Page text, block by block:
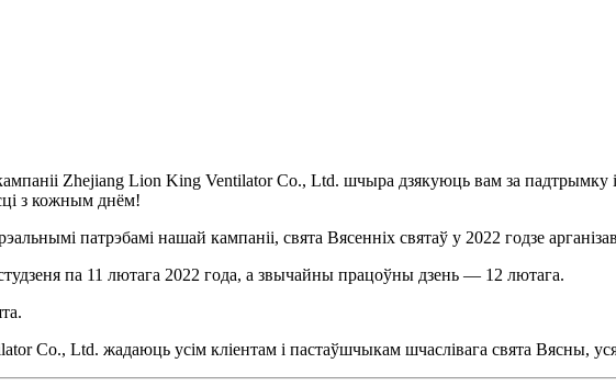
Zhejiang Lion King Ventilator Co., Ltd. шчыра дзякуюць вам за падтрымку
з кожным днём!
патрэбамі нашай кампаніі, свята Вясенніх святаў у 2022 годзе
па 11 лютага 2022 года, а звычайны працоўны дзень — 12 лютага.
Co., Ltd. жадаюць усім кліентам і пастаўшчыкам шчаслівага свята Вясны,